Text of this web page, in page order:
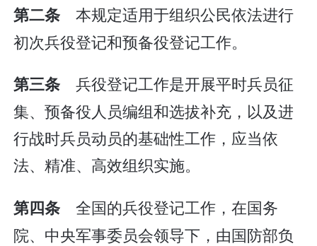
第二条本规定适用于组织公民依法进行
初次兵役登记和预备役登记工作。
第三条兵役登记工作是开展平时兵员征
集、预备役人员编组和选拔补充，以及进
行战时兵员动员的基础性工作，应当依
法、精准、高效组织实施。
第四条全国的兵役登记工作，在国务
院、中央军事委员会领导下，由国防部负